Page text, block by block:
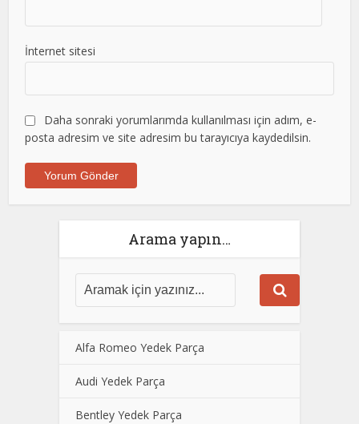
İnternet sitesi
Daha sonraki yorumlarımda kullanılması için adım, e-
posta adresim ve site adresim bu tarayıcıya kaydedilsin.
Arama yapın…
Alfa Romeo Yedek Parça
Audi Yedek Parça
Bentley Yedek Parça